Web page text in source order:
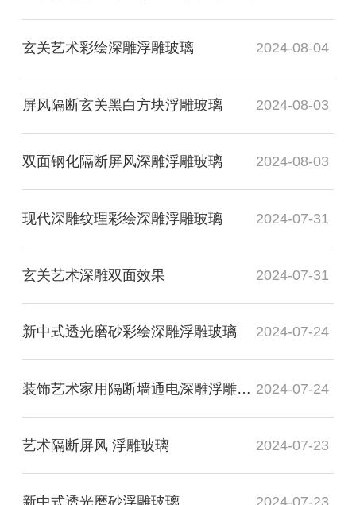
玄关艺术彩绘深雕浮雕玻璃 2024-08-04
屏风隔断玄关黑白方块浮雕玻璃 2024-08-03
双面钢化隔断屏风深雕浮雕玻璃 2024-08-03
现代深雕纹理彩绘深雕浮雕玻璃 2024-07-31
玄关艺术深雕双面效果 2024-07-31
新中式透光磨砂彩绘深雕浮雕玻璃 2024-07-24
装饰艺术家用隔断墙通电深雕浮雕玻璃 2024-07-24
艺术隔断屏风 浮雕玻璃 2024-07-23